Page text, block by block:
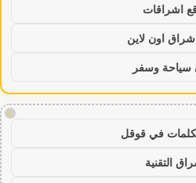
اشراقات
اون لاين
سياحة وسفر
!
في قوقل
التقنية